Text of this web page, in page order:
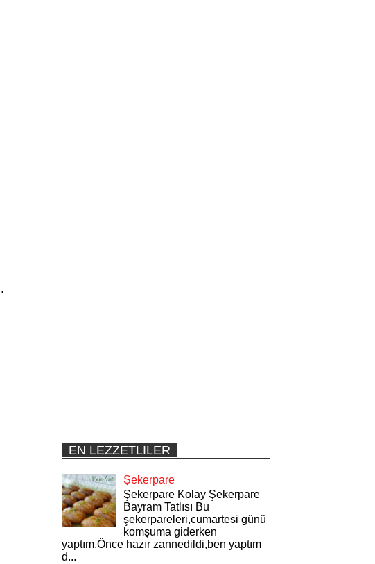
EN LEZZETLILER
Şekerpare
Şekerpare Kolay Şekerpare
Bayram Tatlısı Bu
şekerpareleri,cumartesi günü
komşuma giderken
yaptım.Önce hazır zannedildi,ben yaptım
d...